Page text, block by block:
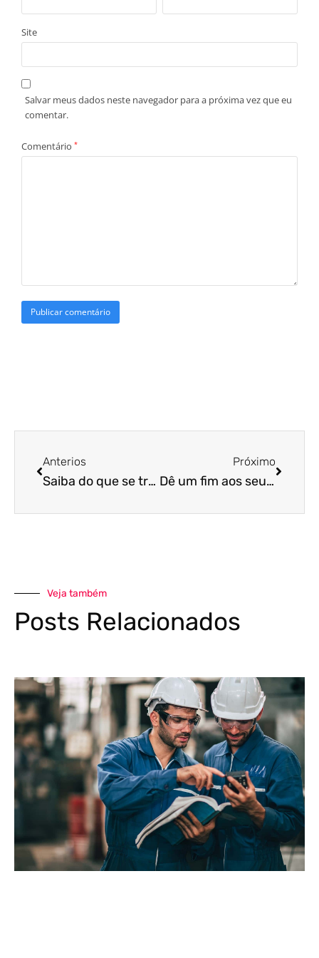
Site
Salvar meus dados neste navegador para a próxima vez que eu
comentar.
Comentário *
Anterios
Saiba do que se trata e como calcular o custo de estoque
Próximo
Dê um fim aos seus custos desnecessários, aplicando estas 3 dicas valiosas!
Veja também
Posts Relacionados